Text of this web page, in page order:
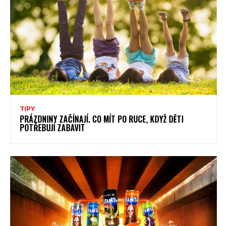
TIPY
PRÁZDNINY ZAČÍNAJÍ. CO MÍT PO RUCE, KDYŽ DĚTI
POTŘEBUJÍ ZABAVIT